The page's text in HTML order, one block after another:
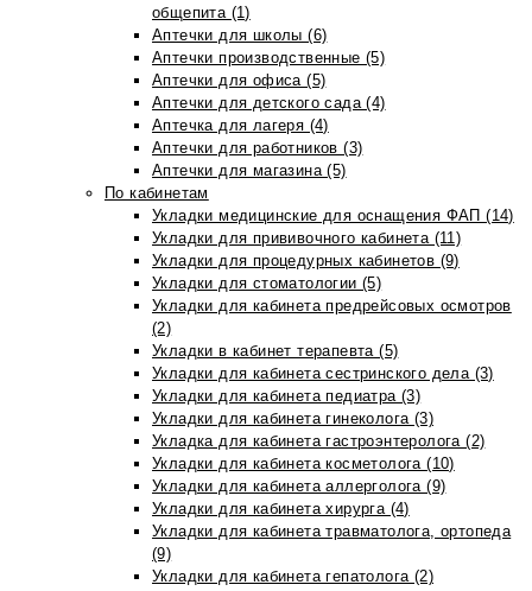
общепита (1)
Аптечки для школы (6)
Аптечки производственные (5)
Аптечки для офиса (5)
Аптечки для детского сада (4)
Аптечка для лагеря (4)
Аптечки для работников (3)
Аптечки для магазина (5)
По кабинетам
Укладки медицинские для оснащения ФАП (14)
Укладки для прививочного кабинета (11)
Укладки для процедурных кабинетов (9)
Укладки для стоматологии (5)
Укладки для кабинета предрейсовых осмотров
(2)
Укладки в кабинет терапевта (5)
Укладки для кабинета сестринского дела (3)
Укладки для кабинета педиатра (3)
Укладки для кабинета гинеколога (3)
Укладка для кабинета гастроэнтеролога (2)
Укладки для кабинета косметолога (10)
Укладки для кабинета аллерголога (9)
Укладки для кабинета хирурга (4)
Укладки для кабинета травматолога, ортопеда
(9)
Укладки для кабинета гепатолога (2)